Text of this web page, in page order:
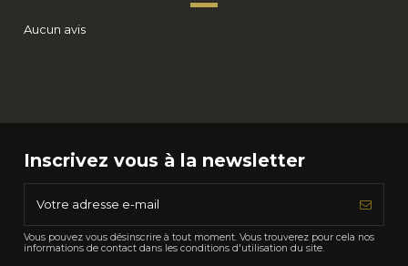
Aucun avis
Inscrivez vous à la newsletter
Vous pouvez vous désinscrire à tout moment. Vous trouverez pour cela nos
informations de contact dans les conditions d'utilisation du site.